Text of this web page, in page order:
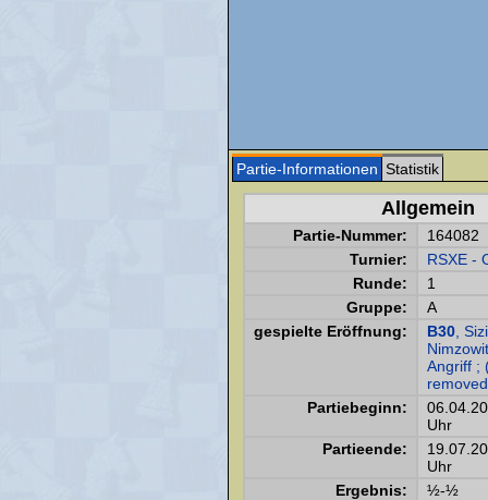
Partie-Informationen Statistik
Allgemein
Partie-Nummer:
164082
Turnier:
RSXE -
Runde:
1
Gruppe:
A
gespielte Eröffnung:
B30 ,
Angriff ;
removed
Partiebeginn:
Uhr
Partieende:
Uhr
Ergebnis:
½-½